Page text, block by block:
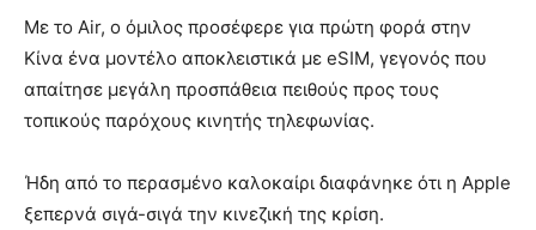
Με το Air, ο όμιλος προσέφερε για πρώτη φορά στην
Κίνα ένα μοντέλο αποκλειστικά με eSIM, γεγονός που
απαίτησε μεγάλη προσπάθεια πειθούς προς τους
τοπικούς παρόχους κινητής τηλεφωνίας.
Ήδη από το περασμένο καλοκαίρι διαφάνηκε ότι η Apple
ξεπερνά σιγά-σιγά την κινεζική της κρίση.